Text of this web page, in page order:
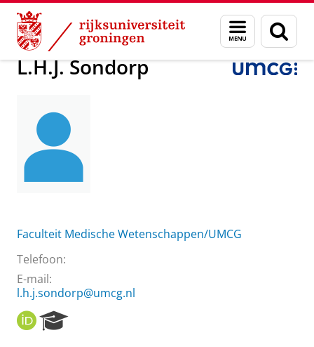
Skip
Content
Skip
Navigation
Menu
en
zoeken
Over ons L.H.J. Sondorp
L.H.J. Sondorp
Faculteit Medische Wetenschappen/UMCG
Telefoon:
E-mail:
l.h.j.sondorp@umcg.nl
O
R